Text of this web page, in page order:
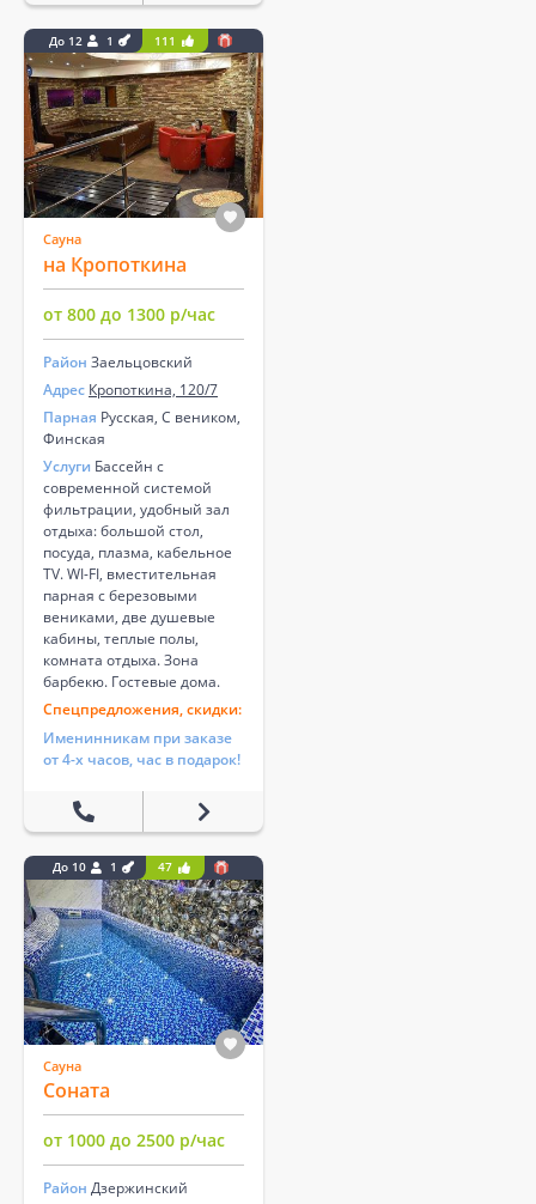
До 12 1 111
Сауна
на Кропоткина
от 800 до 1300 р/час
Район Заельцовский
Адрес Кропоткина, 120/7
Парная Русская, С веником,
Финская
Услуги Бассейн с
современной системой
фильтрации, удобный зал
отдыха: большой стол,
посуда, плазма, кабельное
TV. WI-FI, вместительная
парная с березовыми
вениками, две душевые
кабины, теплые полы,
комната отдыха. Зона
барбекю. Гостевые дома.
Спецпредложения, скидки:
Именинникам при заказе
от 4-х часов, час в подарок!
До 10 1 47
Сауна
Соната
от 1000 до 2500 р/час
Район Дзержинский